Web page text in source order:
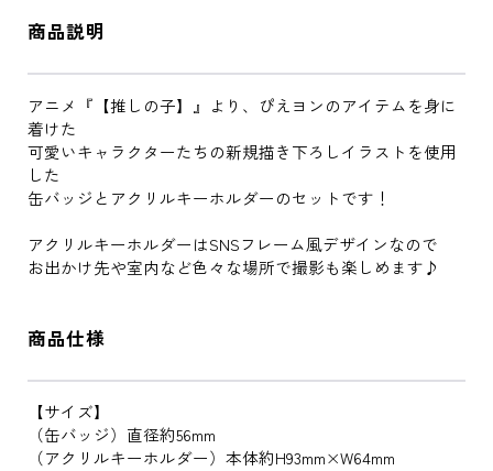
商品説明
アニメ『【推しの子】』より、ぴえヨンのアイテムを身に
着けた
可愛いキャラクターたちの新規描き下ろしイラストを使用
した
缶バッジとアクリルキーホルダーのセットです！
アクリルキーホルダーはSNSフレーム風デザインなので
お出かけ先や室内など色々な場所で撮影も楽しめます♪
商品仕様
【サイズ】
（缶バッジ）直径約56mm
（アクリルキーホルダー）本体約H93mm×W64mm